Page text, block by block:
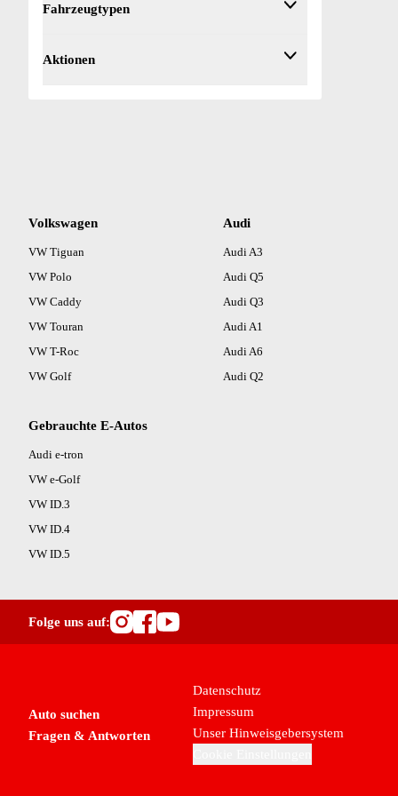
Bluetooth (Freisprecheinrichtung) (1)
Bremsbelaganzeige (1)
Elektrische Seitenspiegel (1)
Elektrisches Bremssystem (EBS) (1)
ESP (1)
Fahrerairbag (1)
iPad/iPod-Anschluss (1)
Isofix hinten (1)
Klimaautomatik (1)
LED-Tagfahrlicht (1)
Müdigkeitswarnsystem (1)
Multifunktionslenkrad (1)
Notrufsystem (1)
Pannenkit (1)
Fahrzeugtypen
Aktionen
Volkswagen
VW Tiguan
VW Polo
VW Caddy
VW Touran
VW T-Roc
VW Golf
Audi
Audi A3
Audi Q5
Audi Q3
Audi A1
Audi A6
Audi Q2
Gebrauchte E-Autos
Audi e-tron
VW e-Golf
VW ID.3
VW ID.4
VW ID.5
Folge uns auf:
Besuche OutletCars.at auf
Besuche OutletCars.at
Besuche OutletCars.at
Auto suchen
Fragen & Antworten
Datenschutz
Impressum
Unser Hinweisgebersystem